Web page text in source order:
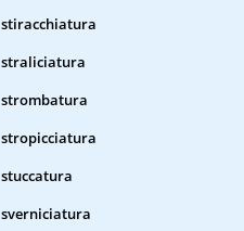
stiracchiatura
straliciatura
strombatura
stropicciatura
stuccatura
sverniciatura